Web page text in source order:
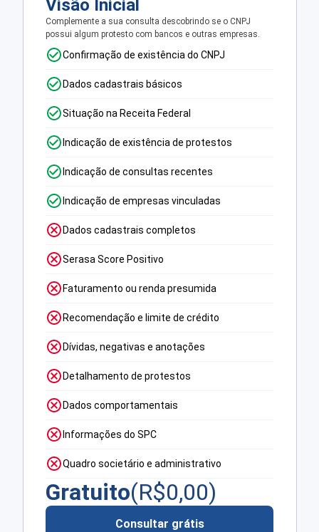
Visão Inicial
Complemente a sua consulta descobrindo se o CNPJ
possui algum protesto com bancos e outras empresas.
Confirmação de existência do CNPJ
Dados cadastrais básicos
Situação na Receita Federal
Indicação de existência de protestos
Indicação de consultas recentes
Indicação de empresas vinculadas
Dados cadastrais completos
Serasa Score Positivo
Faturamento ou renda presumida
Recomendação e limite de crédito
Dívidas, negativas e anotações
Detalhamento de protestos
Dados comportamentais
Informações do SPC
Quadro societário e administrativo
Gratuito(R$0,00)
Consultar grátis